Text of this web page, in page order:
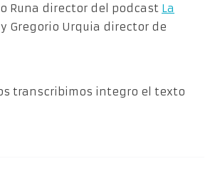
Runa director del podcast La
y Gregorio Urquia director de
transcribimos integro el texto